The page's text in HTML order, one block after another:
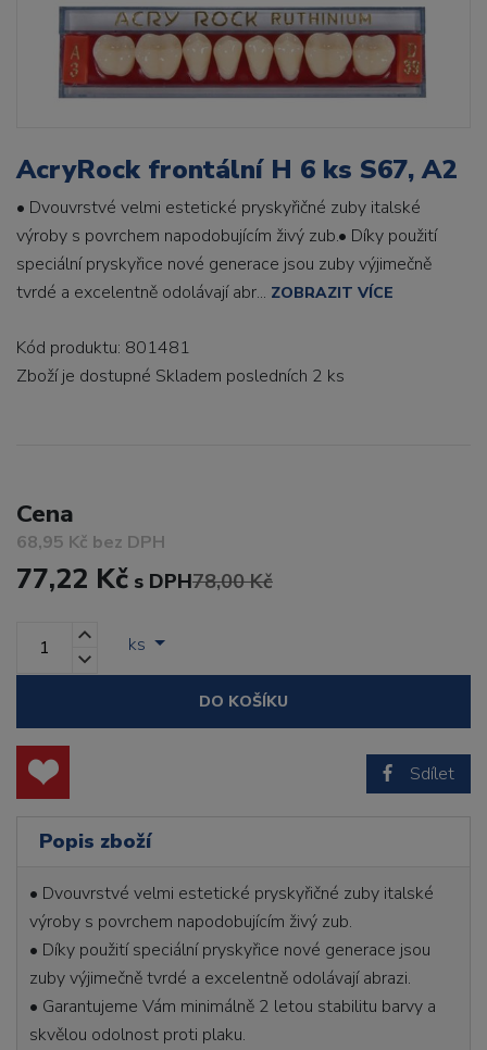
AcryRock frontální H 6 ks S67, A2
• Dvouvrstvé velmi estetické pryskyřičné zuby italské
výroby s povrchem napodobujícím živý zub.• Díky použití
speciální pryskyřice nové generace jsou zuby výjimečně
tvrdé a excelentně odolávají abr... ZOBRAZIT VÍCE
Kód produktu: 801481
Zboží je dostupné Skladem posledních 2 ks
Cena
68,95 Kč bez DPH
77,22 Kč s DPH78,00 Kč
ks
DO KOŠÍKU
Sdílet
Popis zboží
• Dvouvrstvé velmi estetické pryskyřičné zuby italské
výroby s povrchem napodobujícím živý zub.
• Díky použití speciální pryskyřice nové generace jsou
zuby výjimečně tvrdé a excelentně odolávají abrazi.
• Garantujeme Vám minimálně 2 letou stabilitu barvy a
skvělou odolnost proti plaku.